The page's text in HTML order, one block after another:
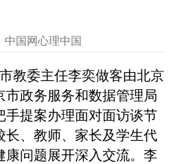
中国网心理中国
教委主任李奕做客由北京
市政务服务和数据管理局
手提案办理面对面访谈节
长、教师、家长及学生代
康问题展开深入交流。李